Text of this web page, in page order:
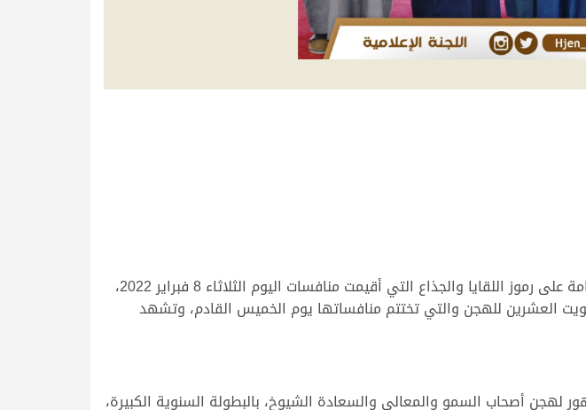
فرضت الهجن القطرية متمثلة في هجن الشحانية وهجن إنتاج أم الزبار، سيطرتها التامة على رموز اللقايا والجذاع التي أقيمت منافسات اليوم الثلاثاء 8 فبراير 2022،
العشرين للهجن والتي تختتم منافساتها يوم الخميس القادم، وتشهد
أصحاب السمو والمعالي والسعادة الشيوخ، بالبطولة السنوية الكبيرة،